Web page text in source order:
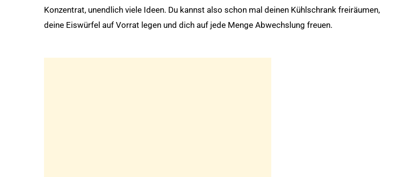
Konzentrat, unendlich viele Ideen. Du kannst also schon mal deinen Kühlschrank freiräumen,
deine Eiswürfel auf Vorrat legen und dich auf jede Menge Abwechslung freuen.